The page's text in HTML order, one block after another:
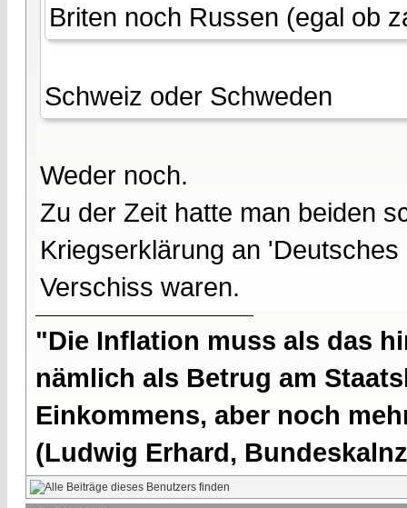
Briten noch Russen (egal ob
Schweiz oder Schweden
Weder noch.
Zu der Zeit hatte man beiden
Kriegserklärung an
Verschiss waren.
"Die Inflation muss als das
nämlich als Betrug am
Einkommens, aber noch
(Ludwig Erhard,